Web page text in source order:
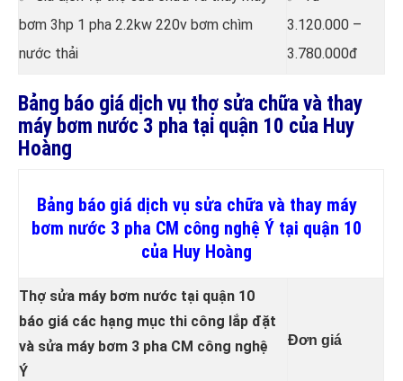
bơm 3hp 1 pha 2.2kw 220v bơm chìm
nước thải
3.120.000 –
3.780.000đ
Bảng báo giá dịch vụ thợ sửa chữa và thay
máy bơm nước 3 pha tại quận 10 của Huy
Hoàng
Bảng báo giá dịch vụ sửa chữa và thay máy
bơm nước 3 pha CM công nghệ Ý tại quận 10
của Huy Hoàng
Thợ sửa máy bơm nước tại quận 10
báo giá các hạng mục thi công lắp đặt
và sửa máy bơm 3 pha CM công nghệ
Ý
Đơn giá